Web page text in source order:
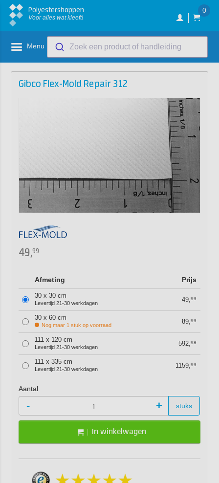
Polyestershoppen
Voor alles wat kleeft!
0
Menu Zoek een product of handleiding
Gibco Flex-Mold Repair 312
49,99
Afmeting Prijs
30 x 30 cm
Levertijd 21-30 werkdagen 49,99
30 x 60 cm
Nog maar 1 stuk op voorraad 89,99
111 x 120 cm
Levertijd 21-30 werkdagen 592,98
111 x 335 cm
Levertijd 21-30 werkdagen 1159,99
Aantal
- + stuks
In winkelwagen